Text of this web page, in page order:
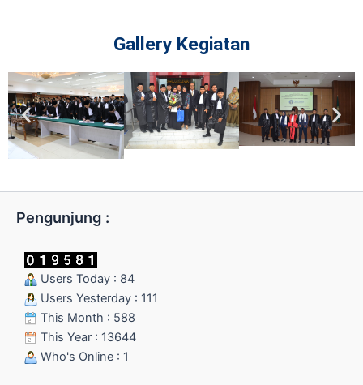
Gallery Kegiatan
Pengunjung :
Users Today : 84
Users Yesterday : 111
This Month : 588
This Year : 13644
Who's Online : 1